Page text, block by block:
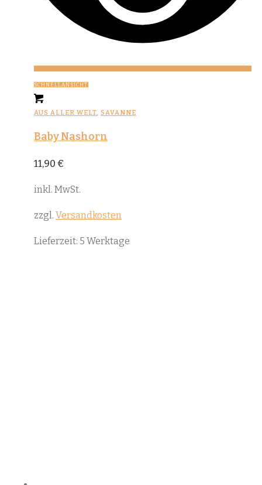
SCHNELLANSICHT
AUS ALLER WELT, SAVANNE
Baby Nashorn
11,90 €
inkl. MwSt.
zzgl. Versandkosten
Lieferzeit: 5 Werktage